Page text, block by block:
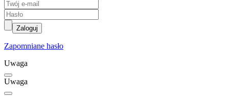
Zaloguj
Zapomniane hasło
Uwaga
Uwaga